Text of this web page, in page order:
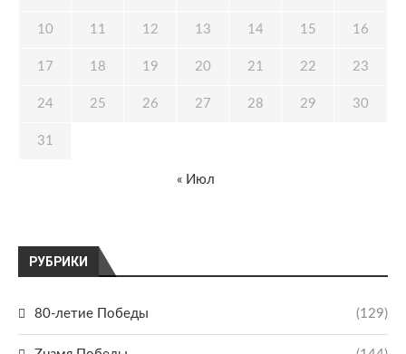
РУБРИКИ
80-летие Победы (129)
10 11 12 13 14 15 16
17 18 19 20 21 22 23
24 25 26 27 28 29 30
31
« Июл